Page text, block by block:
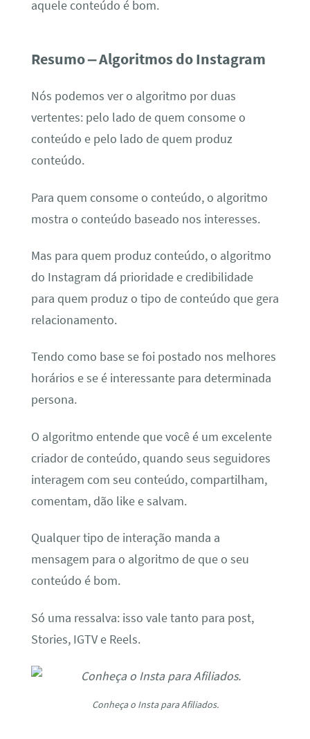
aquele conteúdo é bom.
Resumo – Algoritmos do Instagram
Nós podemos ver o algoritmo por duas
vertentes: pelo lado de quem consome o
conteúdo e pelo lado de quem produz
conteúdo.
Para quem consome o conteúdo, o algoritmo
mostra o conteúdo baseado nos interesses.
Mas para quem produz conteúdo, o algoritmo
do Instagram dá prioridade e credibilidade
para quem produz o tipo de conteúdo que gera
relacionamento.
Tendo como base se foi postado nos melhores
horários e se é interessante para determinada
persona.
O algoritmo entende que você é um excelente
criador de conteúdo, quando seus seguidores
interagem com seu conteúdo, compartilham,
comentam, dão like e salvam.
Qualquer tipo de interação manda a
mensagem para o algoritmo de que o seu
conteúdo é bom.
Só uma ressalva: isso vale tanto para post,
Stories, IGTV e Reels.
Conheça o Insta para Afiliados.